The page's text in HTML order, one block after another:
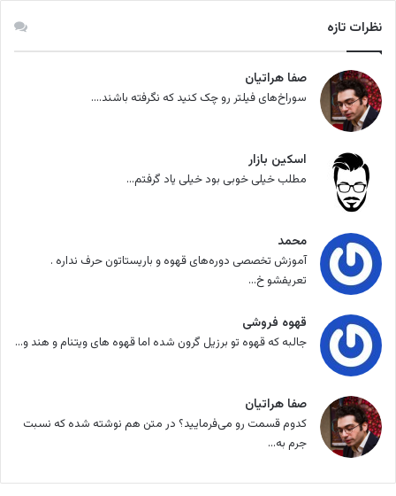
نظرات تازه
صفا هراتیان
سوراخ‌های فیلتر رو چک کنید که نگرفته باشند....
اسکین بازار
مطلب خیلی خوبی بود خیلی یاد گرفتم...
محمد
آموزش تخصصی دوره‌های قهوه و باریستاتون حرف نداره .
تعریفشو خ...
قهوه فروشی
جالبه که قهوه تو برزیل گرون شده اما قهوه های ویتنام و هند و...
صفا هراتیان
کدوم قسمت رو می‌فرمایید؟ در متن هم نوشته شده که نسبت
جرم به...